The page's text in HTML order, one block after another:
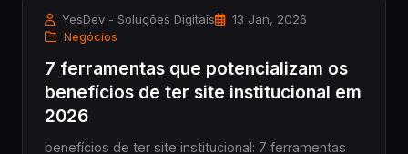
YesDev - Soluções Digitais
13 Jan, 2026
Negócios
7 ferramentas que potencializam os
benefícios de ter site institucional em
2026
benefícios de ter site institucional: 7 ferramentas